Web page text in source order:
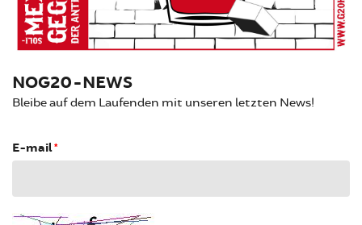
NOG20-NEWS
Bleibe auf dem Laufenden mit unseren letzten News!
E-mail*